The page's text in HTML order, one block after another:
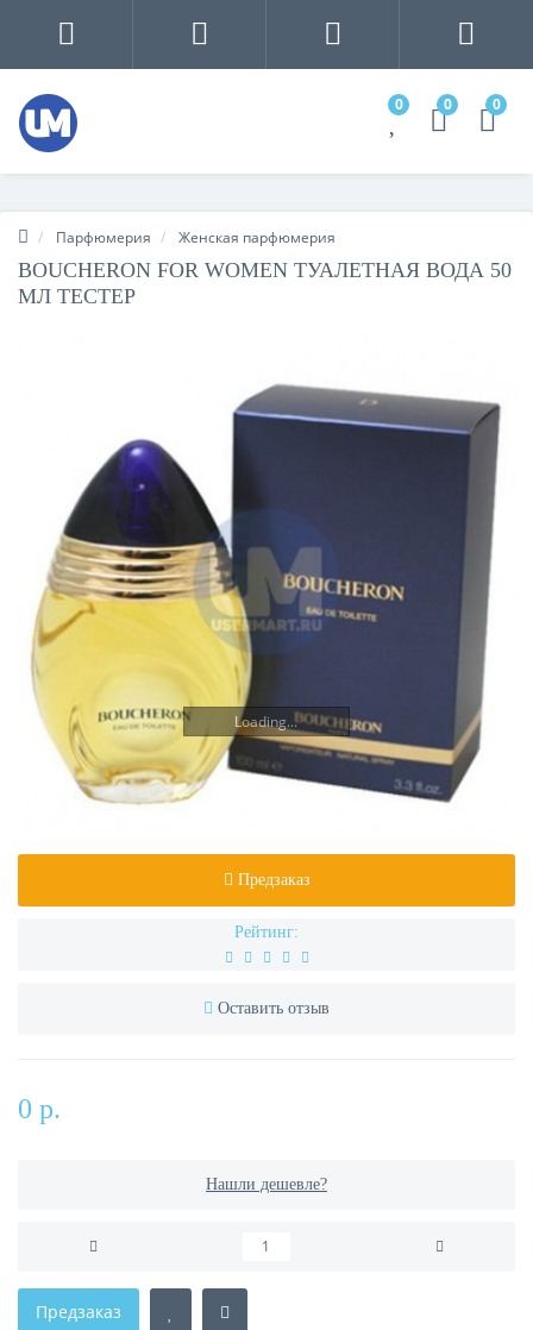
0 0 0
Парфюмерия Женская парфюмерия
BOUCHERON FOR WOMEN ТУАЛЕТНАЯ ВОДА 50
МЛ ТЕСТЕР
Loading...
Предзаказ
Рейтинг:
Оставить отзыв
0 р.
Нашли дешевле?
Предзаказ